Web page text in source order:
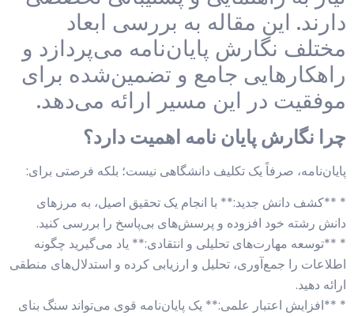
دارند. این مقاله به بررسی ابعاد
مختلف نگارش پایان‌نامه می‌پردازد و
راهکارهایی جامع و تضمین‌شده برای
موفقیت در این مسیر ارائه می‌دهد.
چرا نگارش پایان نامه اهمیت دارد؟
پایان‌نامه، صرفاً یک تکلیف دانشگاهی نیست؛ بلکه فرصتی برای:
* **کشف دانش جدید:** با انجام یک تحقیق اصیل، به مرزهای
دانش رشته خود افزوده و پرسش‌های بی‌پاسخ را بررسی کنید.
* **توسعه مهارت‌های تحلیلی و انتقادی:** یاد می‌گیرید چگونه
اطلاعات را جمع‌آوری، تحلیل و ارزیابی کرده و استدلال‌های منطقی
ارائه دهید.
* **افزایش اعتبار علمی:** یک پایان‌نامه قوی می‌تواند سنگ بنای